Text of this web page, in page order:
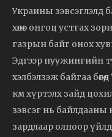
Украины зэвсэглэлд
хөлөг онгоц устгах
газрын байг онох
Эдгээр пуужингийн
хэлбэлзэж байгаа
км хүртэлх зайд
зэвсэг нь байлдааны
зардлаар олноор